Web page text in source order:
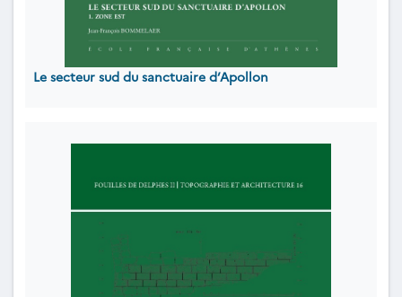
Le secteur sud du sanctuaire d’Apollon